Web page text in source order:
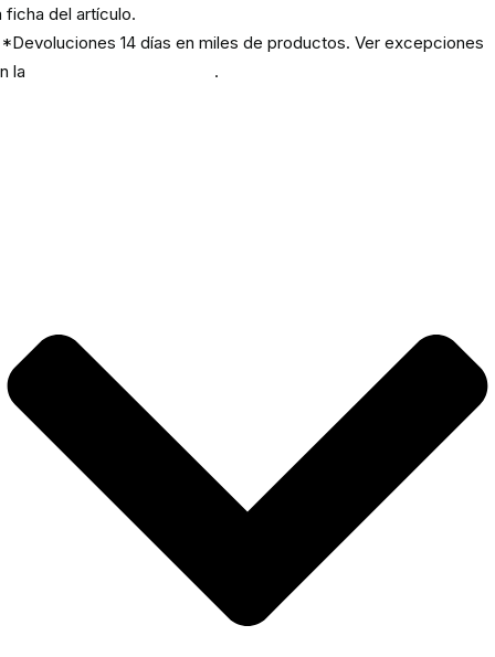
ficha del artículo.
14 días en miles de productos. Ver excepciones
la
.